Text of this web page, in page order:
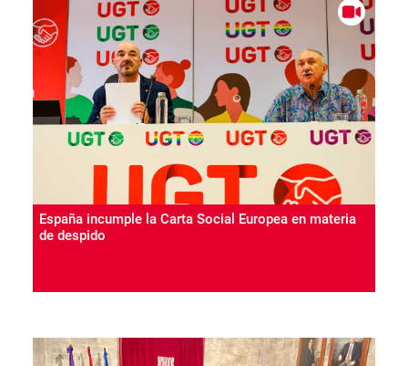
España incumple la Carta Social Europea en materia
de despido